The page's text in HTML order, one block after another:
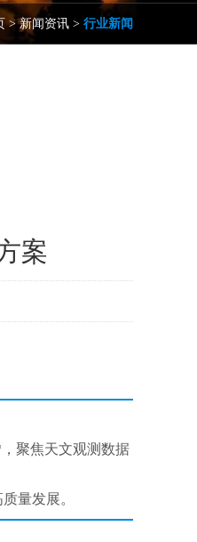
>新闻资讯 > 行业新闻
案
聚焦天文观测数据
量发展。